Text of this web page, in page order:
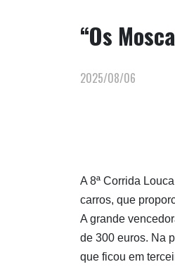
“Os
2025/08/06
A 8ª Corrida
carros, que
A grande
de 300 euros. Na
que ficou em